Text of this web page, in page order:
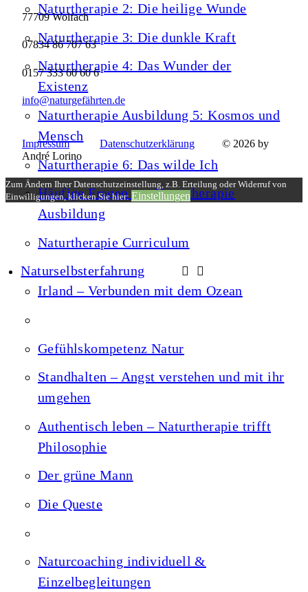
Naturtherapie 2: Die heilige Wunde
Naturtherapie 3: Die dunkle Kraft
Naturtherapie 4: Das Wunder der
Existenz
Naturtherapie Ausbildung 5: Kosmos und
Mensch
Naturtherapie 6: Das wilde Ich
Häufige Fragen zur Naturtherapie
Ausbildung
Naturtherapie Curriculum
Naturselbsterfahrung
Irland – Verbunden mit dem Ozean
Gefühlskompetenz Natur
Standhalten – Angst verstehen und mit ihr
umgehen
Authentisch leben – Naturtherapie trifft
Philosophie
Der grüne Mann
Die Queste
Naturcoaching individuell &
Einzelbegleitungen
77709 Wolfach
07834 86 707 63
0157 333 60 60 6
info@naturgefährten.de
Impressum Datenschutzerklärung © 2026 by
André Lorino
Zum Ändern Ihrer Datenschutzeinstellung, z.B. Erteilung oder Widerruf von
Einwilligungen, klicken Sie hier:Einstellungen